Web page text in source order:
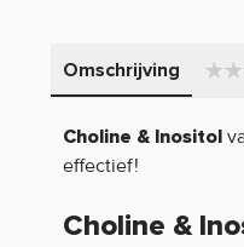
Omschrijving
Choline & Inositol
effectief!
Choline &